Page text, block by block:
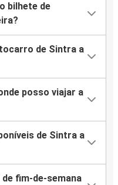
bilhete de
de Sintra a
posso viajar a
de Sintra a
fim-de-semana